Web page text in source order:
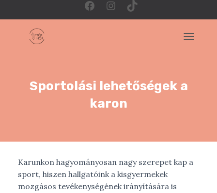
F
o
o
I
t
g
r
T
T
k
Sportolási lehetőségek a
karon
Karunkon hagyományosan nagy szerepet kap a
sport, hiszen hallgatóink a kisgyermekek
mozgásos tevékenységének irányítására is